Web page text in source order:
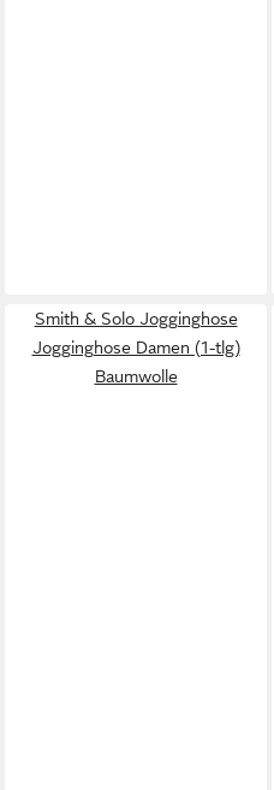
Smith & Solo Jogginghose
Jogginghose Damen (1-tlg)
Baumwolle